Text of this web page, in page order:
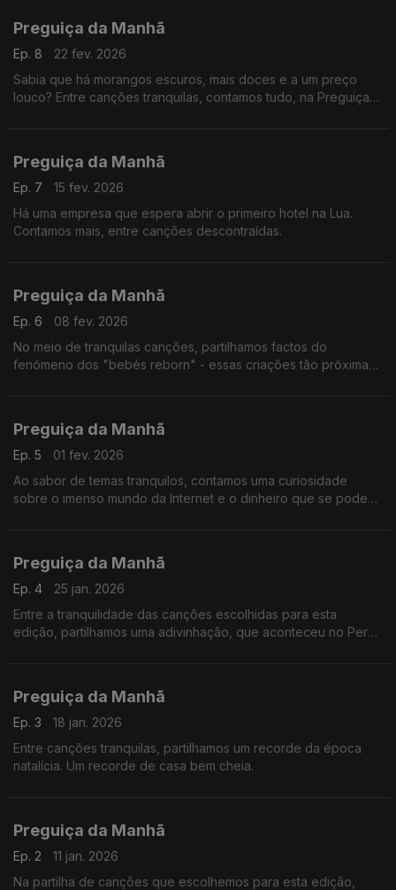
Preguiça da Manhã
Ep. 8
22 fev. 2026
Sabia que há morangos escuros, mais doces e a um preço
louco? Entre canções tranquilas, contamos tudo, na Preguiça
Preguiça da Manhã
Ep. 7
15 fev. 2026
Há uma empresa que espera abrir o primeiro hotel na Lua.
Contamos mais, entre canções descontraídas.
Preguiça da Manhã
Ep. 6
08 fev. 2026
No meio de tranquilas canções, partilhamos factos do
fenómeno dos "bebés reborn" - essas criações tão próximas
Preguiça da Manhã
Ep. 5
01 fev. 2026
Ao sabor de temas tranquilos, contamos uma curiosidade
sobre o imenso mundo da Internet e o dinheiro que se pode
Preguiça da Manhã
Ep. 4
25 jan. 2026
Entre a tranquilidade das canções escolhidas para esta
edição, partilhamos uma adivinhação, que aconteceu no Peru,
Preguiça da Manhã
Ep. 3
18 jan. 2026
Entre canções tranquilas, partilhamos um recorde da época
natalícia. Um recorde de casa bem cheia.
Preguiça da Manhã
Ep. 2
11 jan. 2026
Na partilha de canções que escolhemos para esta edição,